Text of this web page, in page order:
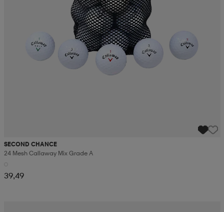
SECOND CHANCE
24 Mesh Callaway Mix Grade A
39,49